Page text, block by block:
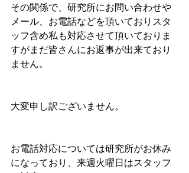
その関係で、研究所にお問い合わせや
メール、お電話などを頂いておりスタ
ッフ含め私も対応させて頂いておりま
すがまだ皆さんにお返事が出来ており
ません。
大変申し訳ございません。
お電話対応については研究所がお休み
になっており、来週火曜日はスタッフ